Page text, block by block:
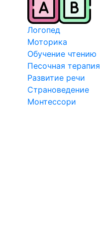
Логопед
Моторика
Обучение чтению
Песочная терапия
Развитие речи
Страноведение
Монтессори